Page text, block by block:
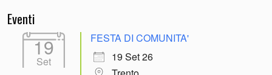
Eventi
19
Set
FESTA DI COMUNITA'
19 Set 26